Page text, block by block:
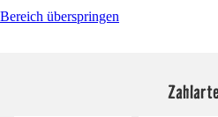
Bereich überspringen